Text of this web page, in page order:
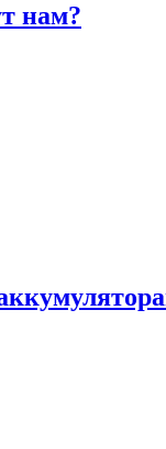
нам?